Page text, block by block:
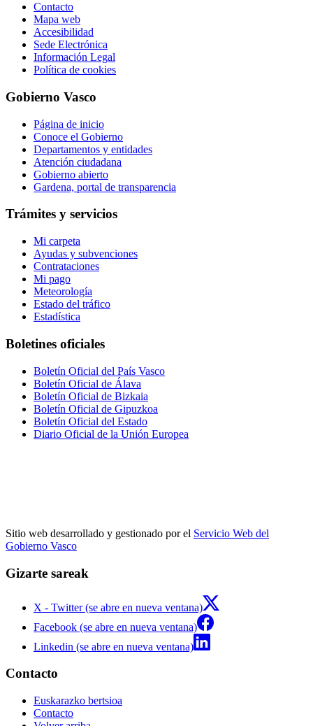
Contacto
Mapa web
Accesibilidad
Sede Electrónica
Información Legal
Política de cookies
Gobierno Vasco
Página de inicio
Conoce el Gobierno
Departamentos y entidades
Atención ciudadana
Gobierno abierto
Gardena, portal de transparencia
Trámites y servicios
Mi carpeta
Ayudas y subvenciones
Contrataciones
Mi pago
Meteorología
Estado del tráfico
Estadística
Boletines oficiales
Boletín Oficial del País Vasco
Boletín Oficial de Álava
Boletín Oficial de Bizkaia
Boletín Oficial de Gipuzkoa
Boletín Oficial del Estado
Diario Oficial de la Unión Europea
Sitio web desarrollado y gestionado por el Servicio Web del
Gobierno Vasco
Gizarte sareak
X - Twitter (se abre en nueva ventana)
Facebook (se abre en nueva ventana)
Linkedin (se abre en nueva ventana)
Contacto
Euskarazko bertsioa
Contacto